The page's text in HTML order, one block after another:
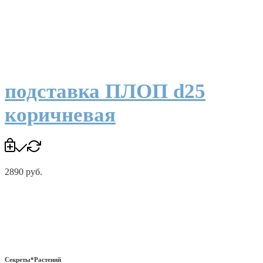
подставка ПЛОП d25
коричневая
2890 руб.
Секреты*Растений